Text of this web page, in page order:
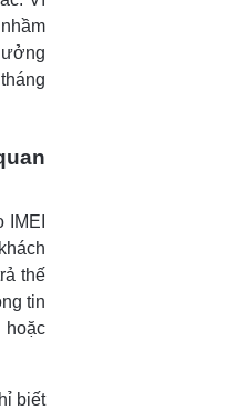
thế
tin
hoặc
biết